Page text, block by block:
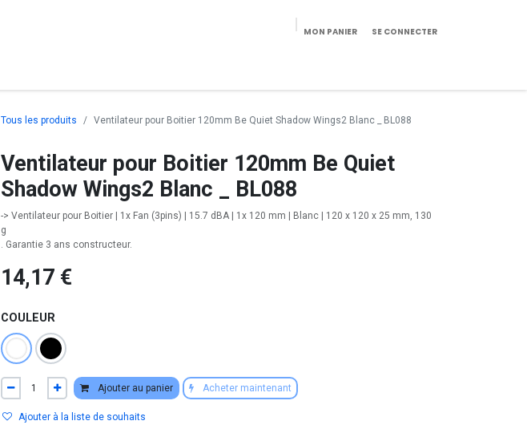
MON PANIER SE CONNECTER
Tous les produits Ventilateur pour Boitier 120mm Be Quiet Shadow Wings2 Blanc _ BL088
Ventilateur pour Boitier 120mm Be Quiet
Shadow Wings2 Blanc _ BL088
-> Ventilateur pour Boitier | 1x Fan (3pins) | 15.7 dBA | 1x 120 mm | Blanc | 120 x 120 x 25 mm, 130
g
. Garantie 3 ans constructeur.
14,17 €
COULEUR
Ajouter au panier Acheter maintenant
Ajouter à la liste de souhaits